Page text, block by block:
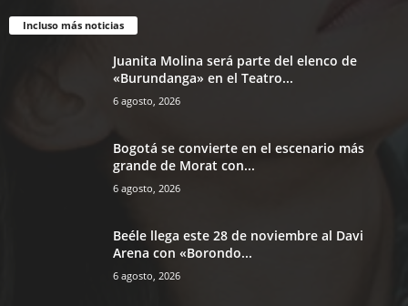
Incluso más noticias
Juanita Molina será parte del elenco de
«Burundanga» en el Teatro...
6 agosto, 2026
Bogotá se convierte en el escenario más
grande de Morat con...
6 agosto, 2026
Beéle llega este 28 de noviembre al Davi
Arena con «Borondo...
6 agosto, 2026